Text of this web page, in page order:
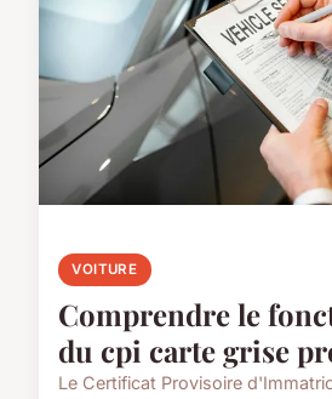
VOITURE
Comprendre le
du cpi carte grise
Le Certificat Provisoire